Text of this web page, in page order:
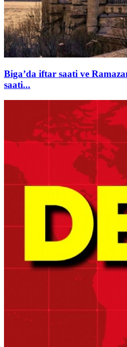
Biga’da iftar saati ve
saati...